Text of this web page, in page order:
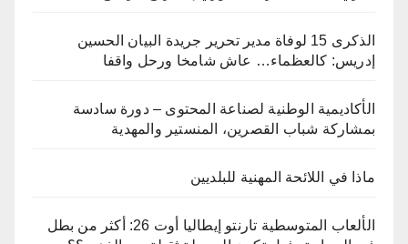
الذكرى 15 لوفاة مدير تحرير جريدة البيان الحسين
إدريس: كالعظماء… عاش شامخا ورحل واقفا
الأكاديمية الوطنية لصناعة المحتوى – دورة سادسة
بمشاركة شباب القصرين، المنستير والمهدية
ماذا في اللائحة المهنية للبلديين
الألعاب المتوسطية تارنتو إيطاليا أوت 26: أكثر من بطل